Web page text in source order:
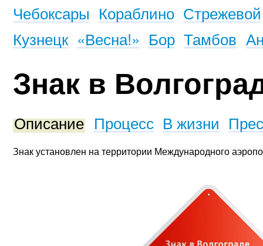
Чебоксары Кораблино Стрежевой
Кузнецк «Весна!» Бор Тамбов
Знак в
Описание Процесс В жизни
Знак установлен на территории Международного